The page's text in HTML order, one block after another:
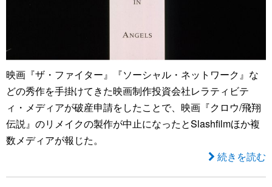
映画『ザ・ファイター』『ソーシャル・ネットワーク』な
どの秀作を手掛けてきた映画制作投資会社レラティビテ
ィ・メディアが破産申請をしたことで、映画『クロウ/飛翔
伝説』のリメイクの製作が中止になったとSlashfilmほか複
数メディアが報じた。
続きを読む